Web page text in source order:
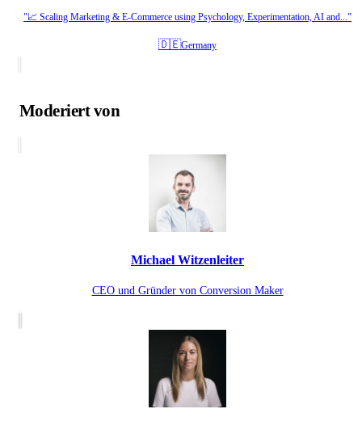
"📈 Scaling Marketing & E-Commerce using Psychology, Experimentation, AI and..."
🇩🇪Germany
Moderiert von
Michael Witzenleiter
CEO und Gründer von Conversion Maker